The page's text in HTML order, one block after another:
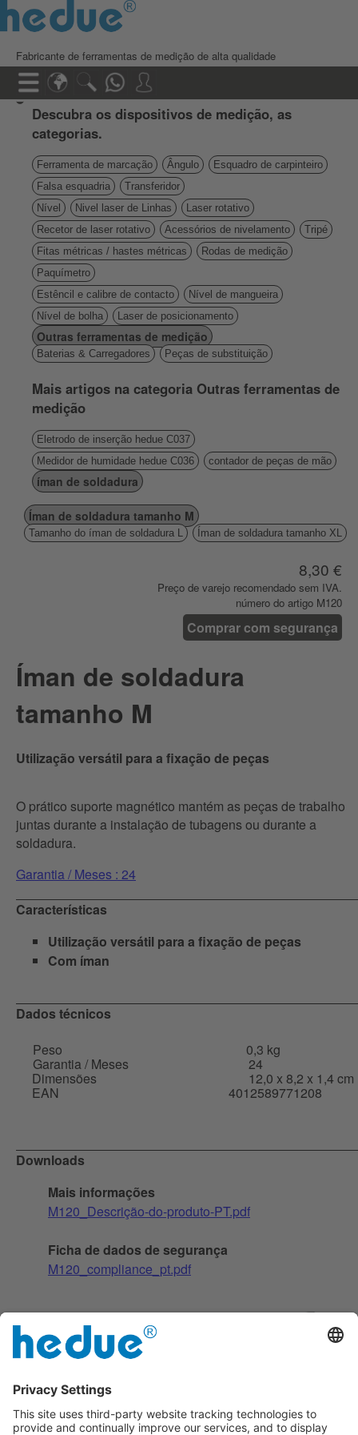
Fabricante de ferramentas de medição de alta qualidade
Descubra os dispositivos de medição, as
categorias.
Ferramenta de marcação Ângulo
Esquadro de carpinteiro
Falsa esquadria
Transferidor
Nível
Nivel laser de Linhas
Laser rotativo
Recetor de laser rotativo
Acessórios de nivelamento
Tripé
Fitas métricas / hastes métricas
Rodas de medição
Paquímetro
Estêncil e calibre de contacto
Nível de mangueira
Nível de bolha
Laser de posicionamento
Outras ferramentas de medição
Baterias & Carregadores Peças de substituição
Mais artigos na categoria Outras ferramentas de
medição
Eletrodo de inserção hedue C037
Medidor de humidade hedue C036
contador de peças de mão
íman de soldadura
Íman de soldadura tamanho M
Tamanho do íman de soldadura L Íman de soldadura tamanho XL
8,30 €
Preço de varejo recomendado sem IVA.
número do artigo M120
Comprar com segurança
Íman de soldadura
tamanho M
Utilização versátil para a fixação de peças
O prático suporte magnético mantém as peças de trabalho
juntas durante a instalação de tubagens ou durante a
soldadura.
Garantia / Meses : 24
Características
Utilização versátil para a fixação de peças
Com íman
Dados técnicos
Peso
0,3 kg
Garantia / Meses 24
Dimensões 12,0 x 8,2 x 1,4 cm
EAN 4012589771208
Downloads
Mais informações
M120_Descrição-do-produto-PT.pdf
Ficha de dados de segurança
M120_compliance_pt.pdf